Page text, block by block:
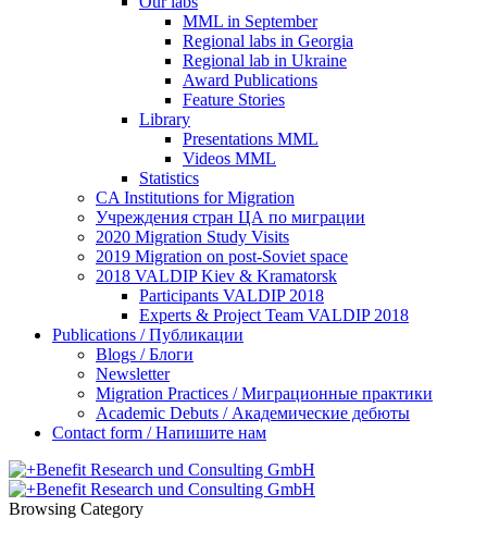
ММL in September
Regional labs in Georgia
Regional lab in Ukraine
Award Publications
Feature Stories
Library
Presentations MML
Videos MML
Statistics
CA Institutions for Migration
Учреждения стран ЦА по миграции
2020 Migration Study Visits
2019 Migration on post-Soviet space
2018 VALDIP Kiev & Kramatorsk
Participants VALDIP 2018
Experts & Project Team VALDIP 2018
Publications / Публикации
Blogs / Блоги
Newsletter
Migration Practices / Миграционные практики
Academic Debuts / Академические дебюты
Contact form / Напишите нам
Browsing Category